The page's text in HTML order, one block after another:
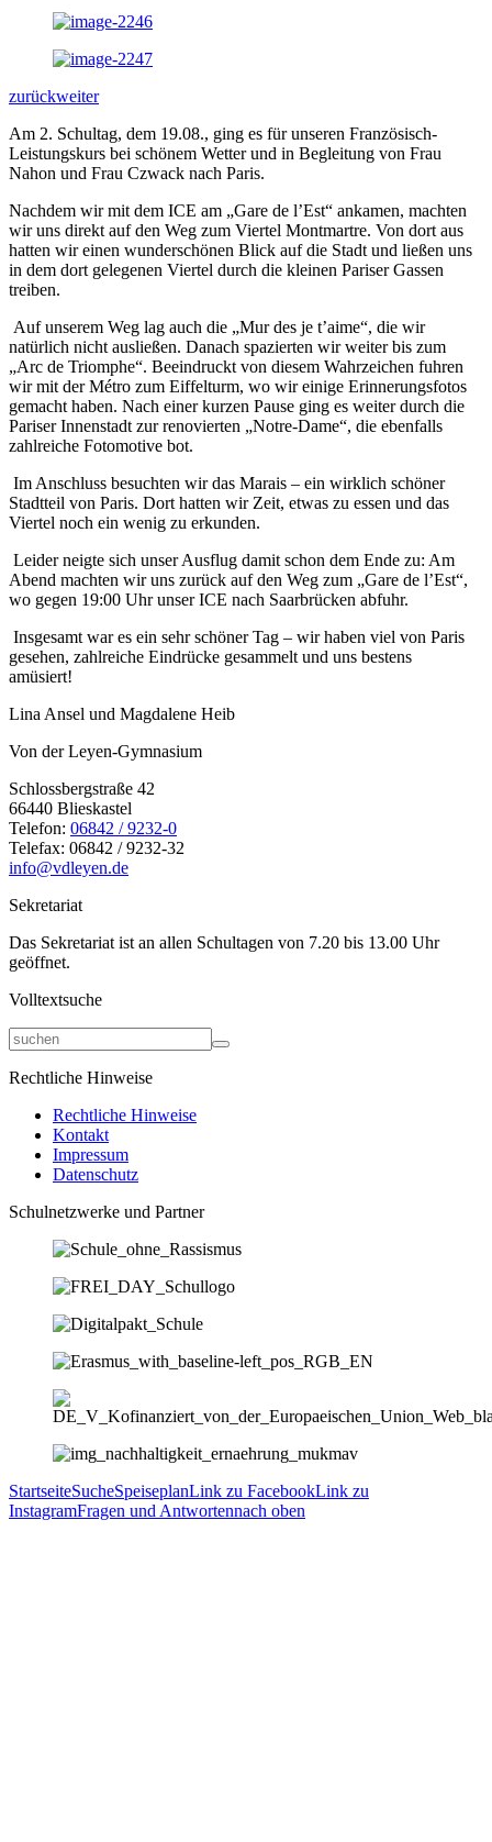
zurückweiter
Am 2. Schultag, dem 19.08., ging es für unseren Französisch-
Leistungskurs bei schönem Wetter und in Begleitung von Frau
Nahon und Frau Czwack nach Paris.
Nachdem wir mit dem ICE am „Gare de l’Est“ ankamen, machten
wir uns direkt auf den Weg zum Viertel Montmartre. Von dort aus
hatten wir einen wunderschönen Blick auf die Stadt und ließen uns
in dem dort gelegenen Viertel durch die kleinen Pariser Gassen
treiben.
Auf unserem Weg lag auch die „Mur des je t’aime“, die wir
natürlich nicht ausließen. Danach spazierten wir weiter bis zum
„Arc de Triomphe“. Beeindruckt von diesem Wahrzeichen fuhren
wir mit der Métro zum Eiffelturm, wo wir einige Erinnerungsfotos
gemacht haben. Nach einer kurzen Pause ging es weiter durch die
Pariser Innenstadt zur renovierten „Notre-Dame“, die ebenfalls
zahlreiche Fotomotive bot.
Im Anschluss besuchten wir das Marais – ein wirklich schöner
Stadtteil von Paris. Dort hatten wir Zeit, etwas zu essen und das
Viertel noch ein wenig zu erkunden.
Leider neigte sich unser Ausflug damit schon dem Ende zu: Am
Abend machten wir uns zurück auf den Weg zum „Gare de l’Est“,
wo gegen 19:00 Uhr unser ICE nach Saarbrücken abfuhr.
Insgesamt war es ein sehr schöner Tag – wir haben viel von Paris
gesehen, zahlreiche Eindrücke gesammelt und uns bestens
amüsiert!
Lina Ansel und Magdalene Heib
Von der Leyen-Gymnasium
Schlossbergstraße 42
66440 Blieskastel
Telefon: 06842 / 9232-0
Telefax: 06842 / 9232-32
info@vdleyen.de
Sekretariat
Das Sekretariat ist an allen Schultagen von 7.20 bis 13.00 Uhr
geöffnet.
Volltextsuche
Rechtliche Hinweise
Rechtliche Hinweise
Kontakt
Impressum
Datenschutz
Schulnetzwerke und Partner
StartseiteSucheSpeiseplanLink zu FacebookLink zu
InstagramFragen und Antwortennach oben